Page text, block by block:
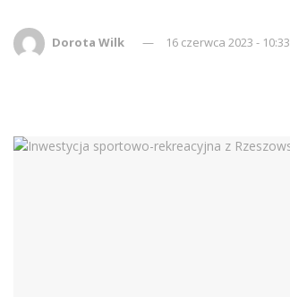
Dorota Wilk 16 czerwca 2023 - 10:33